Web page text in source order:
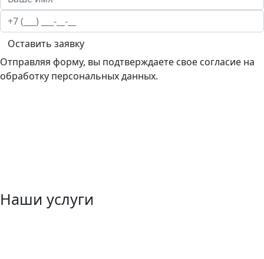
Оставить заявку
Отправляя форму, вы подтверждаете свое согласие на
обработку персональных данных.
Наши услуги